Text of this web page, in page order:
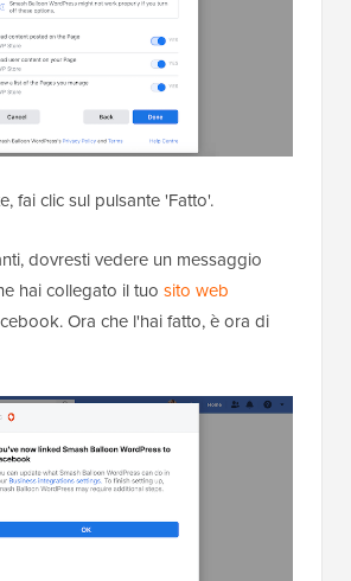
fai clic sul pulsante 'Fatto'.
dovresti vedere un messaggio
hai collegato il tuo sito web
Ora che l'hai fatto, è ora di